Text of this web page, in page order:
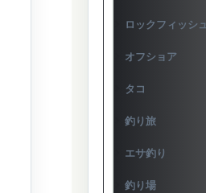
ロックフィッシュ
オフショア
タコ
釣り旅
エサ釣り
釣り場